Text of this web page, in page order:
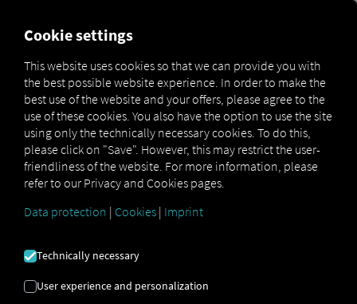
E-PASTA DOMĒNS |
PAKALPOJUMU
SNIEDZĒJS |
DIGITALIZĀCIJA
Lūk, kā ātri un vienkārši izveidot savu e-
pasta domēnu.
Cookie settings
This website uses cookies so that we can provide you with
the best possible website experience. In order to make the
best use of the website and your offers, please agree to the
use of these cookies. You also have the option to use the site
using only the technically necessary cookies. To do this,
please click on "Save". However, this may restrict the user-
friendliness of the website. For more information, please
refer to our Privacy and Cookies pages.
Data protection | Cookies | Imprint
Technically necessary
User experience and personalization